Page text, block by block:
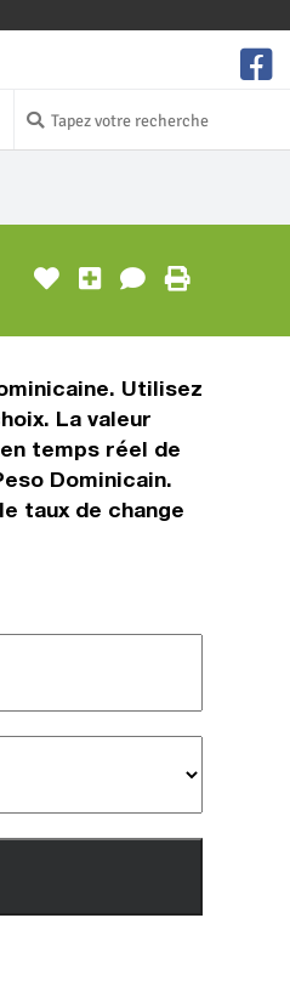
Utilisez
La valeur
temps réel de
Dominicain.
taux de change